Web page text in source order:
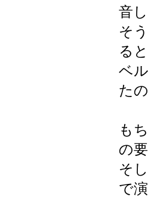
音
そ
る
ベ
た
も
の
そ
で